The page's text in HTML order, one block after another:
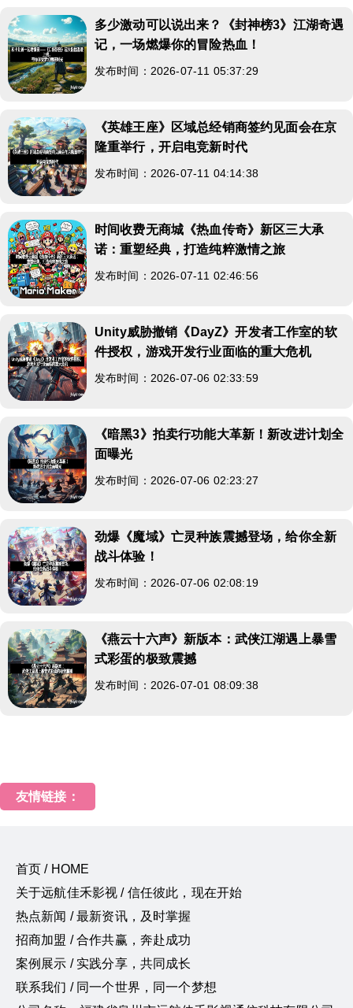
多少激动可以说出来？《封神榜3》江湖奇遇
记，一场燃爆你的冒险热血！
发布时间：2026-07-11 05:37:29
《英雄王座》区域总经销商签约见面会在京
隆重举行，开启电竞新时代
发布时间：2026-07-11 04:14:38
时间收费无商城《热血传奇》新区三大承
诺：重塑经典，打造纯粹激情之旅
发布时间：2026-07-11 02:46:56
Unity威胁撤销《DayZ》开发者工作室的软
件授权，游戏开发行业面临的重大危机
发布时间：2026-07-06 02:33:59
《暗黑3》拍卖行功能大革新！新改进计划全
面曝光
发布时间：2026-07-06 02:23:27
劲爆《魔域》亡灵种族震撼登场，给你全新
战斗体验！
发布时间：2026-07-06 02:08:19
《燕云十六声》新版本：武侠江湖遇上暴雪
式彩蛋的极致震撼
发布时间：2026-07-01 08:09:38
友情链接：
首页 / HOME
关于远航佳禾影视 / 信任彼此，现在开始
热点新闻 / 最新资讯，及时掌握
招商加盟 / 合作共赢，奔赴成功
案例展示 / 实践分享，共同成长
联系我们 / 同一个世界，同一个梦想